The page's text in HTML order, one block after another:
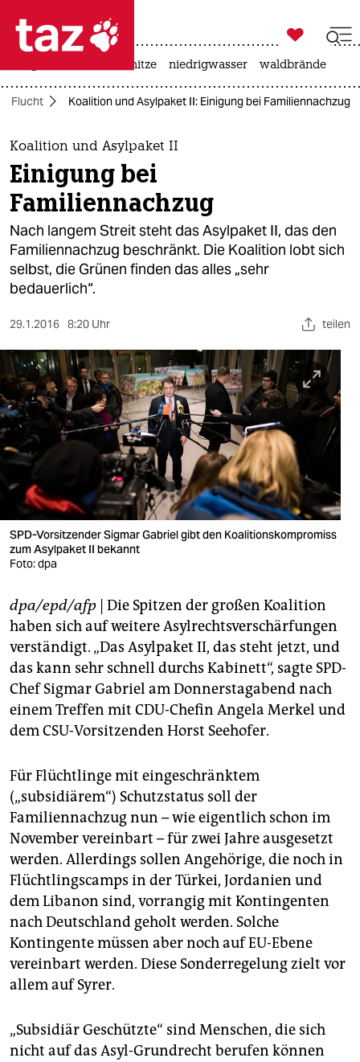
 taz zahl ich
taz zahl ich
themen
politik
öko
gesellschaft
kultur
sport
berlin
nord
wahrheit
verlag
verlag
veranstaltungen
shop
fragen & hilfe
unterstützen
abo
genossenschaft
epaper login

taz zahl ich
hitze niedrigwasser waldbrände
Flucht Koalition und Asylpaket II: Einigung bei Familiennachzug
Koalition und Asylpaket II
Einigung bei
Familiennachzug
Nach langem Streit steht das Asylpaket II, das den
Familiennachzug beschränkt. Die Koalition lobt sich
selbst, die Grünen finden das alles „sehr
bedauerlich“.
29.1.2016 8:20 Uhr teilen
SPD-Vorsitzender Sigmar Gabriel gibt den Koalitionskompromiss
zum Asylpaket II bekannt
Foto: dpa
dpa/epd/afp | Die Spitzen der großen Koalition
haben sich auf weitere Asylrechtsverschärfungen
verständigt. „Das Asylpaket II, das steht jetzt, und
das kann sehr schnell durchs Kabinett“, sagte SPD-
Chef Sigmar Gabriel am Donnerstagabend nach
einem Treffen mit CDU-Chefin Angela Merkel und
dem CSU-Vorsitzenden Horst Seehofer.
Für Flüchtlinge mit eingeschränktem
(„subsidiärem“) Schutzstatus soll der
Familiennachzug nun – wie eigentlich schon im
November vereinbart – für zwei Jahre ausgesetzt
werden. Allerdings sollen Angehörige, die noch in
Flüchtlingscamps in der Türkei, Jordanien und
dem Libanon sind, vorrangig mit Kontingenten
nach Deutschland geholt werden. Solche
Kontingente müssen aber noch auf EU-Ebene
vereinbart werden. Diese Sonderregelung zielt vor
allem auf Syrer.
„Subsidiär Geschützte“ sind Menschen, die sich
nicht auf das Asyl-Grundrecht berufen können